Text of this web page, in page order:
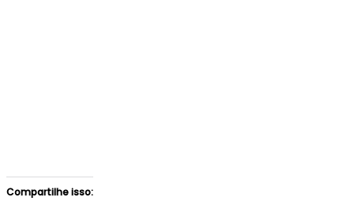
Compartilhe isso: